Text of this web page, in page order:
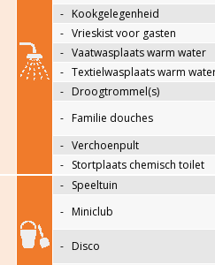
- Kookgelegenheid
- Vrieskist voor gasten
- Vaatwasplaats warm water
- Textielwasplaats warm
- Droogtrommel(s)
- Familie douches
- Verchoenpult
- Stortplaats chemisch toilet
- Speeltuin
- Miniclub
- Disco